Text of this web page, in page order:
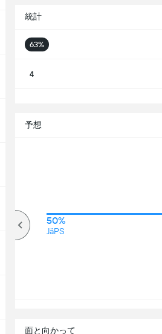
統計
63%
4
予想
50%
JäPS
面と向かって